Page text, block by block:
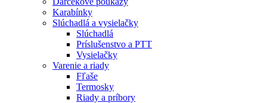
Karabínky
Slúchadlá a vysielačky
Slúchadlá
Príslušenstvo a PTT
Vysielačky
Varenie a riady
Fľaše
Termosky
Riady a príbory